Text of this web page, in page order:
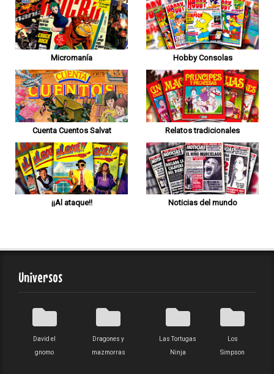
Micromanía Hobby Consolas
Cuenta Cuentos Salvat Relatos tradicionales
¡¡Al ataque!! Noticias del mundo
Universos
David el
gnomo
Dragones y
mazmorras
Las Tortugas
Ninja
Los
Simpson